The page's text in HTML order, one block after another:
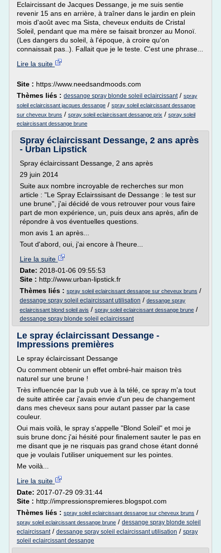
Eclaircissant de Jacques Dessange, je me suis sentie
revenir 15 ans en arrière, à traîner dans le jardin en plein
mois d'août avec ma Sista, cheveux enduits de Cristal
Soleil, pendant que ma mère se faisait bronzer au Monoï.
(Les dangers du soleil, à l'époque, à croire qu'on
connaissait pas..). Fallait que je le teste. C'est une phrase...
Lire la suite
Site : https://www.needsandmoods.com
Thèmes liés : dessange spray blonde soleil eclaircissant/ spray
soleil eclaircissant jacques dessange / spray soleil eclaircissant dessange
sur cheveux bruns / spray soleil eclaircissant dessange prix / spray soleil
eclaircissant dessange brune
Spray éclaircissant Dessange, 2 ans après
- Urban Lipstick
Spray éclaircissant Dessange, 2 ans après
29 juin 2014
Suite aux nombre incroyable de recherches sur mon
article : "Le Spray Eclairssisant de Dessange : le test sur
une brune", j'ai décidé de vous retrouver pour vous faire
part de mon expérience, un, puis deux ans après, afin de
répondre à vos éventuelles questions.
mon avis 1 an après...
Tout d'abord, oui, j'ai encore à l'heure...
Lire la suite
Date: 2018-01-06 09:55:53
Site : http://www.urban-lipstick.fr
Thèmes liés : spray soleil eclaircissant dessange sur cheveux bruns /
dessange spray soleil eclaircissant utilisation / dessange spray
eclaircissant blond soleil avis / spray soleil eclaircissant dessange brune /
dessange spray blonde soleil eclaircissant
Le spray éclaircissant Dessange -
Impressions premières
Le spray éclaircissant Dessange
Ou comment obtenir un effet ombré-hair maison très
naturel sur une brune !
Très influencée par la pub vue à la télé, ce spray m'a tout
de suite attirée car j'avais envie d'un peu de changement
dans mes cheveux sans pour autant passer par la case
couleur.
Oui mais voilà, le spray s'appelle "Blond Soleil" et moi je
suis brune donc j'ai hésité pour finalement sauter le pas en
me disant que je ne risquais pas grand chose étant donné
que je voulais l'utiliser uniquement sur les pointes.
Me voilà...
Lire la suite
Date: 2017-07-29 09:31:44
Site : http://impressionspremieres.blogspot.com
Thèmes liés : spray soleil eclaircissant dessange sur cheveux bruns /
spray soleil eclaircissant dessange brune / dessange spray blonde soleil
eclaircissant/ dessange spray soleil eclaircissant utilisation / spray
soleil eclaircissant dessange